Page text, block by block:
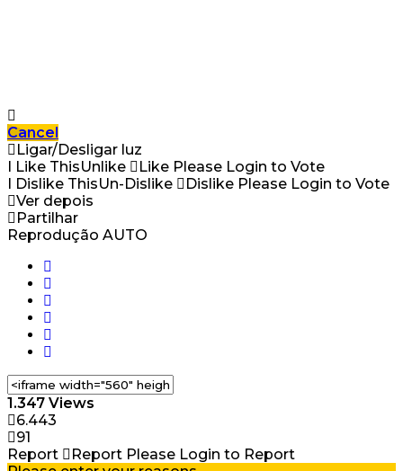
Cancel
Ligar/Desligar luz
I Like ThisUnlike Like Please Login to Vote
I Dislike ThisUn-Dislike Dislike Please Login to Vote
Ver depois
Partilhar
Reprodução AUTO
1.347 Views
6.443
91
Report
Report Please Login to Report